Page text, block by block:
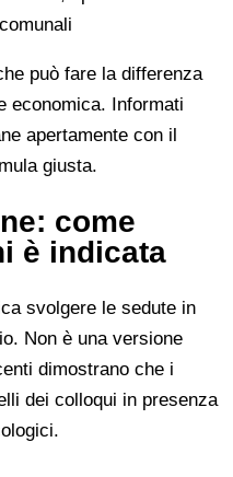
può fare la differenza
economica. Informati
apertamente con il
giusta.
come
è indicata
svolgere le sedute in
Non è una versione
dimostrano che i
dei colloqui in presenza